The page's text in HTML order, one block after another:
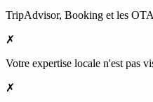
TripAdvisor, Booking et les
✗
Votre expertise locale n'est pas
✗